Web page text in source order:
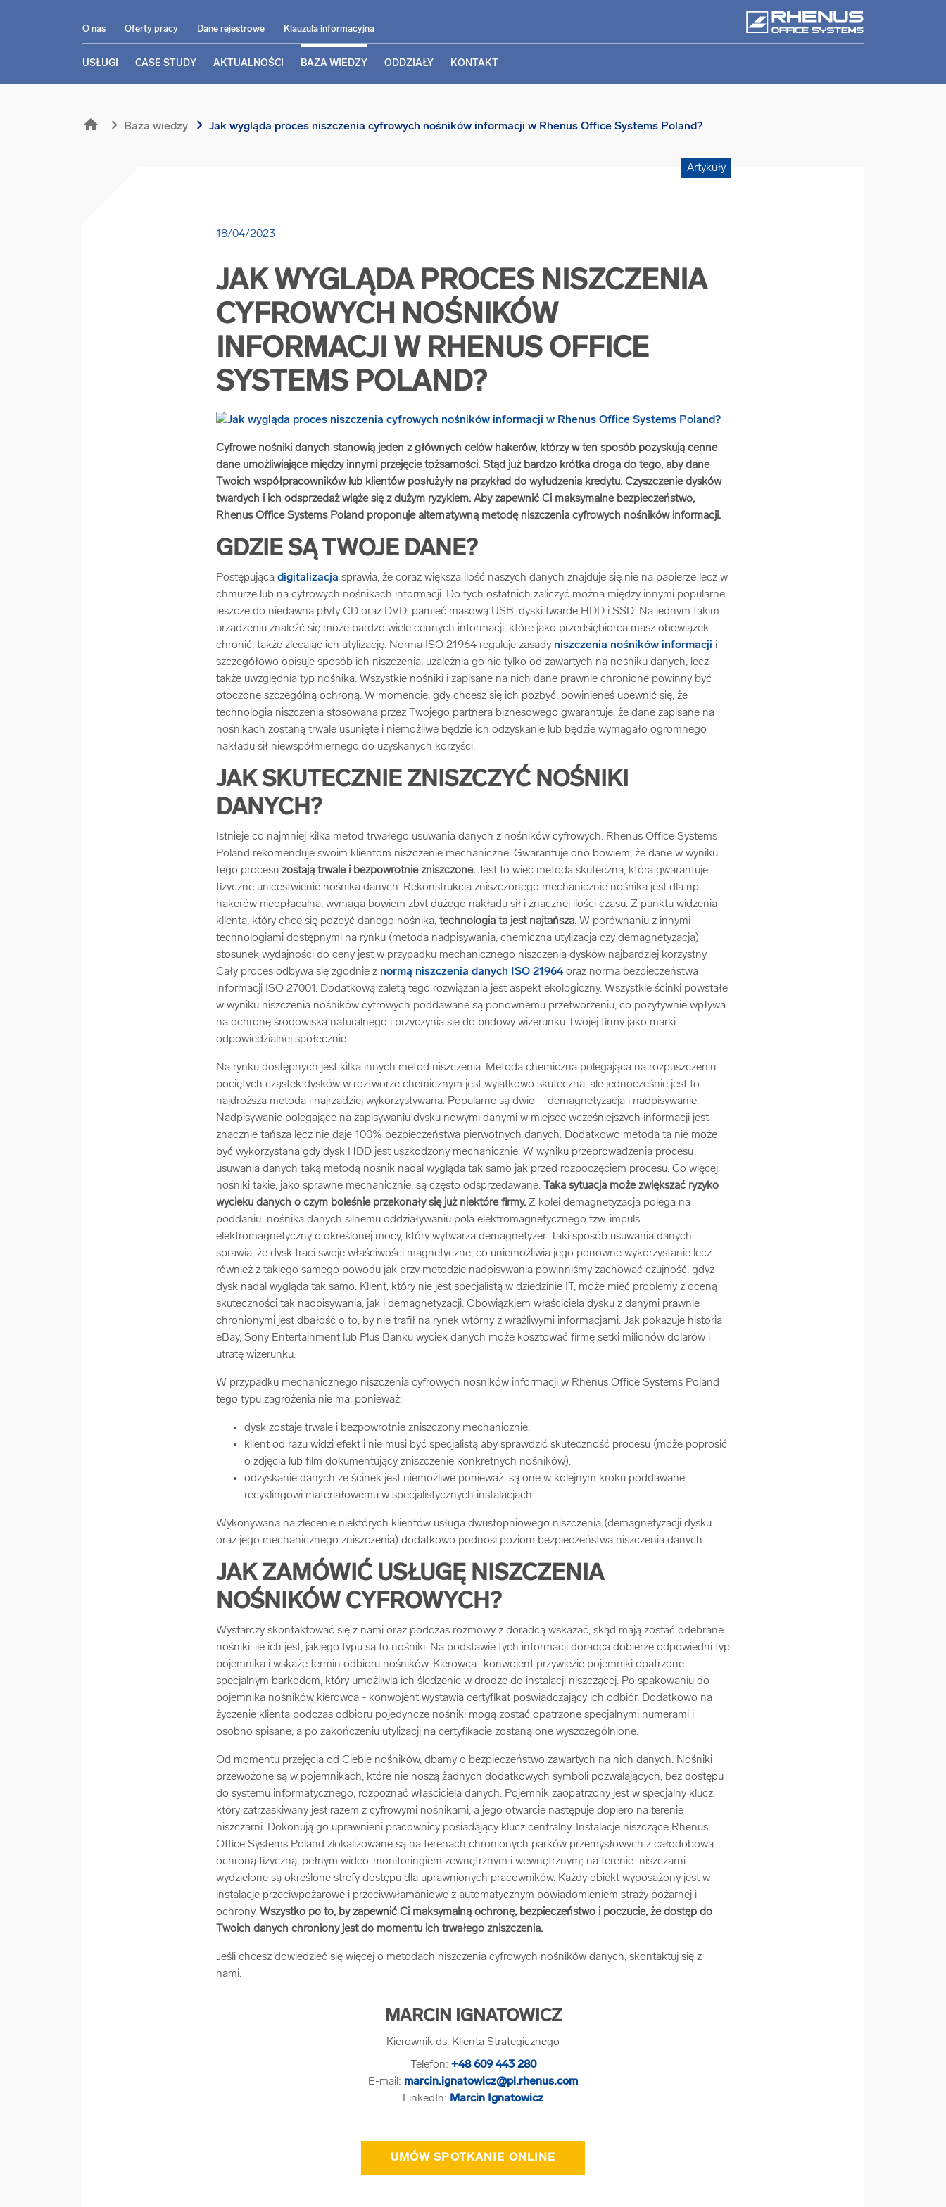
O nas Oferty pracy Dane rejestrowe Klauzula informacyjna
USŁUGI CASE STUDY AKTUALNOŚCI BAZA WIEDZY ODDZIAŁY KONTAKT
home chevron_right Baza wiedzy chevron_right Jak wygląda proces niszczenia cyfrowych nośników informacji w Rhenus Office Systems Poland?
Artykuły
18/04/2023
JAK WYGLĄDA PROCES NISZCZENIA
CYFROWYCH NOŚNIKÓW
INFORMACJI W RHENUS OFFICE
SYSTEMS POLAND?
Cyfrowe nośniki danych stanowią jeden z głównych celów hakerów, którzy w ten sposób pozyskują cenne
dane umożliwiające między innymi przejęcie tożsamości. Stąd już bardzo krótka droga do tego, aby dane
Twoich współpracowników lub klientów posłużyły na przykład do wyłudzenia kredytu. Czyszczenie dysków
twardych i ich odsprzedaż wiąże się z dużym ryzykiem. Aby zapewnić Ci maksymalne bezpieczeństwo,
Rhenus Office Systems Poland proponuje alternatywną metodę niszczenia cyfrowych nośników informacji.
GDZIE SĄ TWOJE DANE?
Postępująca digitalizacja sprawia, że coraz większa ilość naszych danych znajduje się nie na papierze lecz w
chmurze lub na cyfrowych nośnikach informacji. Do tych ostatnich zaliczyć można między innymi popularne
jeszcze do niedawna płyty CD oraz DVD, pamięć masową USB, dyski twarde HDD i SSD. Na jednym takim
urządzeniu znaleźć się może bardzo wiele cennych informacji, które jako przedsiębiorca masz obowiązek
chronić, także zlecając ich utylizację. Norma ISO 21964 reguluje zasady niszczenia nośników informacji i
szczegółowo opisuje sposób ich niszczenia, uzależnia go nie tylko od zawartych na nośniku danych, lecz
także uwzględnia typ nośnika. Wszystkie nośniki i zapisane na nich dane prawnie chronione powinny być
otoczone szczególną ochroną. W momencie, gdy chcesz się ich pozbyć, powinieneś upewnić się, że
technologia niszczenia stosowana przez Twojego partnera biznesowego gwarantuje, że dane zapisane na
nośnikach zostaną trwale usunięte i niemożliwe będzie ich odzyskanie lub będzie wymagało ogromnego
nakładu sił niewspółmiernego do uzyskanych korzyści.
JAK SKUTECZNIE ZNISZCZYĆ NOŚNIKI
DANYCH?
Istnieje co najmniej kilka metod trwałego usuwania danych z nośników cyfrowych. Rhenus Office Systems
Poland rekomenduje swoim klientom niszczenie mechaniczne. Gwarantuje ono bowiem, że dane w wyniku
tego procesu zostają trwale i bezpowrotnie zniszczone. Jest to więc metoda skuteczna, która gwarantuje
fizyczne unicestwienie nośnika danych. Rekonstrukcja zniszczonego mechanicznie nośnika jest dla np.
hakerów nieopłacalna, wymaga bowiem zbyt dużego nakładu sił i znacznej ilości czasu. Z punktu widzenia
klienta, który chce się pozbyć danego nośnika, technologia ta jest najtańsza. W porównaniu z innymi
technologiami dostępnymi na rynku (metoda nadpisywania, chemiczna utylizacja czy demagnetyzacja)
stosunek wydajności do ceny jest w przypadku mechanicznego niszczenia dysków najbardziej korzystny.
Cały proces odbywa się zgodnie z normą niszczenia danych ISO 21964oraz norma bezpieczeństwa
informacji ISO 27001. Dodatkową zaletą tego rozwiązania jest aspekt ekologiczny. Wszystkie ścinki powstałe
w wyniku niszczenia nośników cyfrowych poddawane są ponownemu przetworzeniu, co pozytywnie wpływa
na ochronę środowiska naturalnego i przyczynia się do budowy wizerunku Twojej firmy jako marki
odpowiedzialnej społecznie.
Na rynku dostępnych jest kilka innych metod niszczenia. Metoda chemiczna polegająca na rozpuszczeniu
pociętych cząstek dysków w roztworze chemicznym jest wyjątkowo skuteczna, ale jednocześnie jest to
najdroższa metoda i najrzadziej wykorzystywana. Popularne są dwie – demagnetyzacja i nadpisywanie.
Nadpisywanie polegające na zapisywaniu dysku nowymi danymi w miejsce wcześniejszych informacji jest
znacznie tańsza lecz nie daje 100% bezpieczeństwa pierwotnych danych. Dodatkowo metoda ta nie może
być wykorzystana gdy dysk HDD jest uszkodzony mechanicznie. W wyniku przeprowadzenia procesu
usuwania danych taką metodą nośnik nadal wygląda tak samo jak przed rozpoczęciem procesu. Co więcej
nośniki takie, jako sprawne mechanicznie, są często odsprzedawane.
Taka sytuacja może zwiększać ryzyko
wycieku danych o czym boleśnie przekonały się już niektóre firmy. Z kolei demagnetyzacja polega na
poddaniu nośnika danych silnemu oddziaływaniu pola elektromagnetycznego tzw. impuls
elektromagnetyczny o określonej mocy, który wytwarza demagnetyzer. Taki sposób usuwania danych
sprawia, że dysk traci swoje właściwości magnetyczne, co uniemożliwia jego ponowne wykorzystanie lecz
również z takiego samego powodu jak przy metodzie nadpisywania powinniśmy zachować czujność, gdyż
dysk nadal wygląda tak samo. Klient, który nie jest specjalistą w dziedzinie IT, może mieć problemy z oceną
skuteczności tak nadpisywania, jak i demagnetyzacji. Obowiązkiem właściciela dysku z danymi prawnie
chronionymi jest dbałość o to, by nie trafił na rynek wtórny z wrażliwymi informacjami. Jak pokazuje historia
eBay, Sony Entertainment lub Plus Banku wyciek danych może kosztować firmę setki milionów dolarów i
utratę wizerunku.
W przypadku mechanicznego niszczenia cyfrowych nośników informacji w Rhenus Office Systems Poland
tego typu zagrożenia nie ma, ponieważ:
dysk zostaje trwale i bezpowrotnie zniszczony mechanicznie,
klient od razu widzi efekt i nie musi być specjalistą aby sprawdzić skuteczność procesu (może poprosić
o zdjęcia lub film dokumentujący zniszczenie konkretnych nośników).
odzyskanie danych ze ścinek jest niemożliwe ponieważ są one w kolejnym kroku poddawane
recyklingowi materiałowemu w specjalistycznych instalacjach
Wykonywana na zlecenie niektórych klientów usługa dwustopniowego niszczenia (demagnetyzacji dysku
oraz jego mechanicznego zniszczenia) dodatkowo podnosi poziom bezpieczeństwa niszczenia danych.
JAK ZAMÓWIĆ USŁUGĘ NISZCZENIA
NOŚNIKÓW CYFROWYCH?
Wystarczy skontaktować się z nami oraz podczas rozmowy z doradcą wskazać, skąd mają zostać odebrane
nośniki, ile ich jest, jakiego typu są to nośniki. Na podstawie tych informacji doradca dobierze odpowiedni typ
pojemnika i wskaże termin odbioru nośników. Kierowca -konwojent przywiezie pojemniki opatrzone
specjalnym barkodem, który umożliwia ich śledzenie w drodze do instalacji niszczącej. Po spakowaniu do
pojemnika nośników kierowca - konwojent wystawia certyfikat poświadczający ich odbiór. Dodatkowo na
życzenie klienta podczas odbioru pojedyncze nośniki mogą zostać opatrzone specjalnymi numerami i
osobno spisane, a po zakończeniu utylizacji na certyfikacie zostaną one wyszczególnione.
Od momentu przejęcia od Ciebie nośników, dbamy o bezpieczeństwo zawartych na nich danych. Nośniki
przewożone są w pojemnikach, które nie noszą żadnych dodatkowych symboli pozwalających, bez dostępu
do systemu informatycznego, rozpoznać właściciela danych. Pojemnik zaopatrzony jest w specjalny klucz,
który zatrzaskiwany jest razem z cyfrowymi nośnikami, a jego otwarcie następuje dopiero na terenie
niszczarni. Dokonują go uprawnieni pracownicy posiadający klucz centralny. Instalacje niszczące Rhenus
Office Systems Poland zlokalizowane są na terenach chronionych parków przemysłowych z całodobową
ochroną fizyczną, pełnym wideo-monitoringiem zewnętrznym i wewnętrznym; na terenie niszczarni
wydzielone są określone strefy dostępu dla uprawnionych pracowników. Każdy obiekt wyposażony jest w
instalacje przeciwpożarowe i przeciwwłamaniowe z automatycznym powiadomieniem straży pożarnej i
ochrony. Wszystko po to, by zapewnić Ci maksymalną ochronę, bezpieczeństwo i poczucie, że dostęp do
Twoich danych chroniony jest do momentu ich trwałego zniszczenia.
Jeśli chcesz dowiedzieć się więcej o metodach niszczenia cyfrowych nośników danych, skontaktuj się z
nami.
MARCIN IGNATOWICZ
Kierownik ds. Klienta Strategicznego
Telefon: +48 609 443 280
E-mail: marcin.ignatowicz@pl.rhenus.com
LinkedIn: Marcin Ignatowicz
UMÓW SPOTKANIE ONLINE